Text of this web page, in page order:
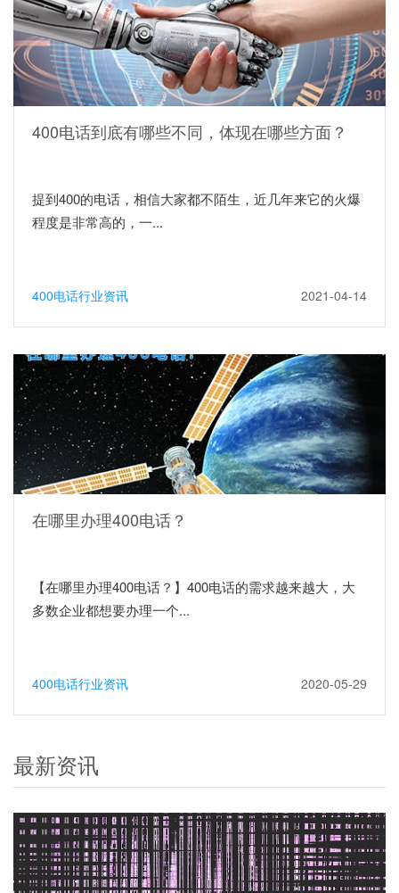
400电话到底有哪些不同，体现在哪些方面？
提到400的电话，相信大家都不陌生，近几年来它的火爆
程度是非常高的，一...
400电话行业资讯 2021-04-14
在哪里办理400电话？
【在哪里办理400电话？】400电话的需求越来越大，大
多数企业都想要办理一个...
400电话行业资讯 2020-05-29
最新资讯